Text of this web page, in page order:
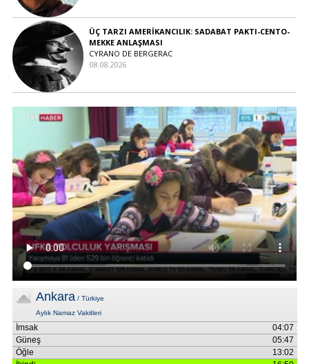
ÜÇ TARZI AMERİKANCILIK: SADABAT PAKTI-CENTO-
MEKKE ANLAŞMASI
CYRANO DE BERGERAC
08.08.2026